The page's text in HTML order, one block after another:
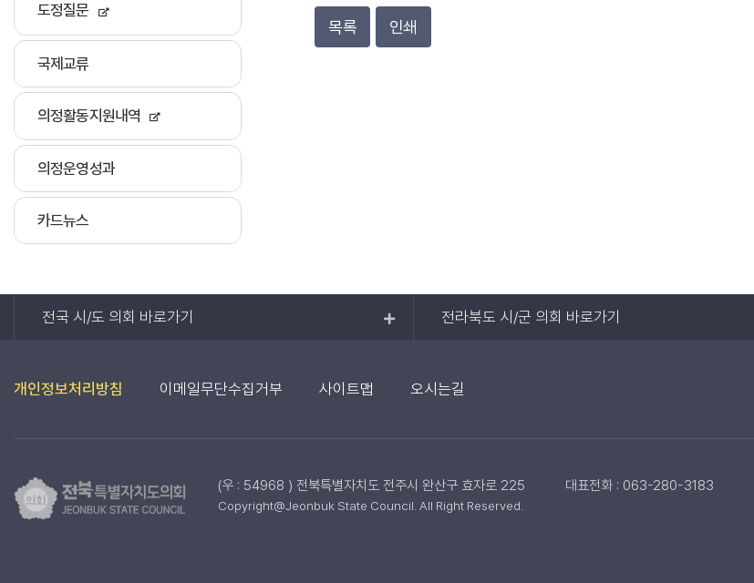
도정질문
국제교류
의정활동지원내역
의정운영성과
카드뉴스
목록 인쇄
전국 시/도 의회 바로가기 전라북도 시/군 의회 바로가기
개인정보처리방침 이메일무단수집거부 사이트맵 오시는길
(우 : 54968 ) 전북특별자치도 전주시 완산구 효자로 225 대표전화 : 063-280-3183
Copyright@Jeonbuk State Council. All Right Reserved.